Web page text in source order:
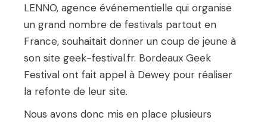
LENNO, agence événementielle qui organise
un grand nombre de festivals partout en
France, souhaitait donner un coup de jeune à
son site geek-festival.fr. Bordeaux Geek
Festival ont fait appel à Dewey pour réaliser
la refonte de leur site.
Nous avons donc mis en place plusieurs